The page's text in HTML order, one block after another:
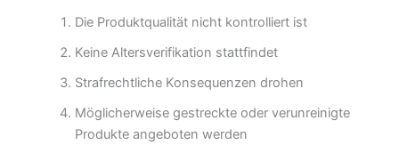
Die Produktqualität nicht kontrolliert ist
Keine Altersverifikation stattfindet
Strafrechtliche Konsequenzen drohen
Möglicherweise gestreckte oder verunreinigte
Produkte angeboten werden